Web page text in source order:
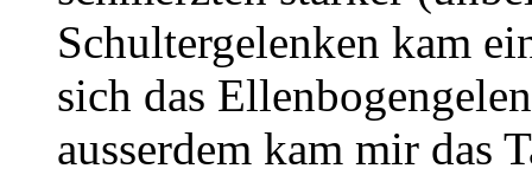
Schultergelenken kam
sich das
ausserdem kam mir das